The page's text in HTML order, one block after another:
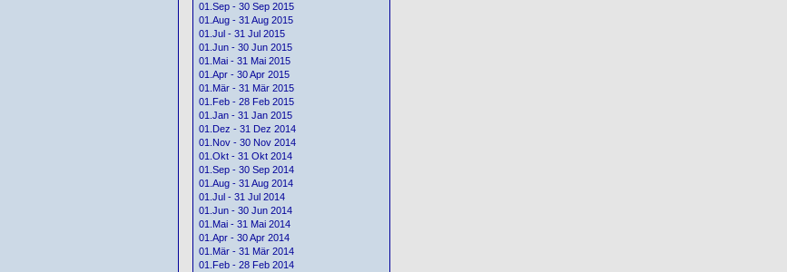
01.Sep - 30 Sep 2015
01.Aug - 31 Aug 2015
01.Jul - 31 Jul 2015
01.Jun - 30 Jun 2015
01.Mai - 31 Mai 2015
01.Apr - 30 Apr 2015
01.Mär - 31 Mär 2015
01.Feb - 28 Feb 2015
01.Jan - 31 Jan 2015
01.Dez - 31 Dez 2014
01.Nov - 30 Nov 2014
01.Okt - 31 Okt 2014
01.Sep - 30 Sep 2014
01.Aug - 31 Aug 2014
01.Jul - 31 Jul 2014
01.Jun - 30 Jun 2014
01.Mai - 31 Mai 2014
01.Apr - 30 Apr 2014
01.Mär - 31 Mär 2014
01.Feb - 28 Feb 2014